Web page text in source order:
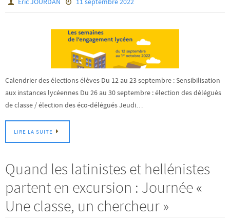
Calendrier des élections élèves Du 12 au 23 septembre : Sensibilisation
aux instances lycéennes Du 26 au 30 septembre : élection des délégués
de classe / élection des éco-délégués Jeudi…
LIRE LA SUITE
Quand les latinistes et hellénistes
partent en excursion : Journée «
Une classe, un chercheur »